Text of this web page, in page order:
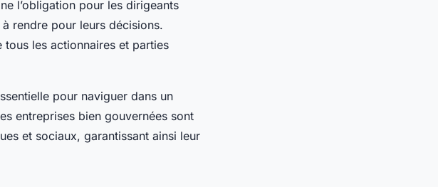
l’obligation pour les dirigeants
à rendre pour leurs décisions.
les actionnaires et parties
pour naviguer dans un
entreprises bien gouvernées sont
et sociaux, garantissant ainsi leur